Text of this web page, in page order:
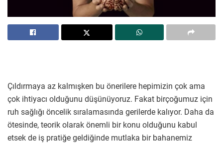
Çıldırmaya az kalmışken bu önerilere hepimizin çok ama
çok ihtiyacı olduğunu düşünüyoruz. Fakat birçoğumuz için
ruh sağlığı öncelik sıralamasında gerilerde kalıyor. Daha da
ötesinde, teorik olarak önemli bir konu olduğunu kabul
etsek de iş pratiğe geldiğinde mutlaka bir bahanemiz